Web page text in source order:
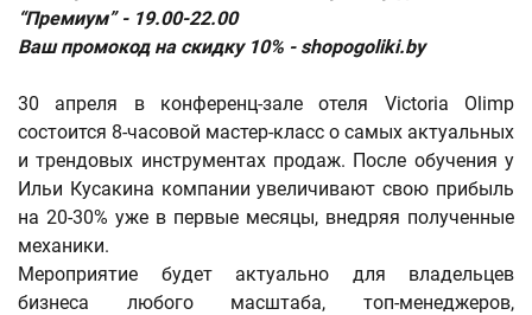
“Премиум” - 19.00-22.00
Ваш промокод на скидку 10% - shopogoliki.by
30 апреля в конференц-зале отеля Victoria Olimp
состоится 8-часовой мастер-класс о самых актуальных
и трендовых инструментах продаж. После обучения у
Ильи Кусакина компании увеличивают свою прибыль
на 20-30% уже в первые месяцы, внедряя полученные
механики.
Мероприятие будет актуально для владельцев
бизнеса любого масштаба, топ-менеджеров,